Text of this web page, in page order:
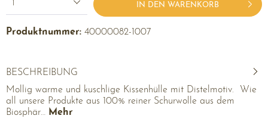
IN DEN WARENKORB
Produktnummer: 40000082-1007
BESCHREIBUNG
Mollig warme und kuschlige Kissenhülle mit Distelmotiv. Wie
all unsere Produkte aus 100% reiner Schurwolle aus dem
Biosphär… Mehr